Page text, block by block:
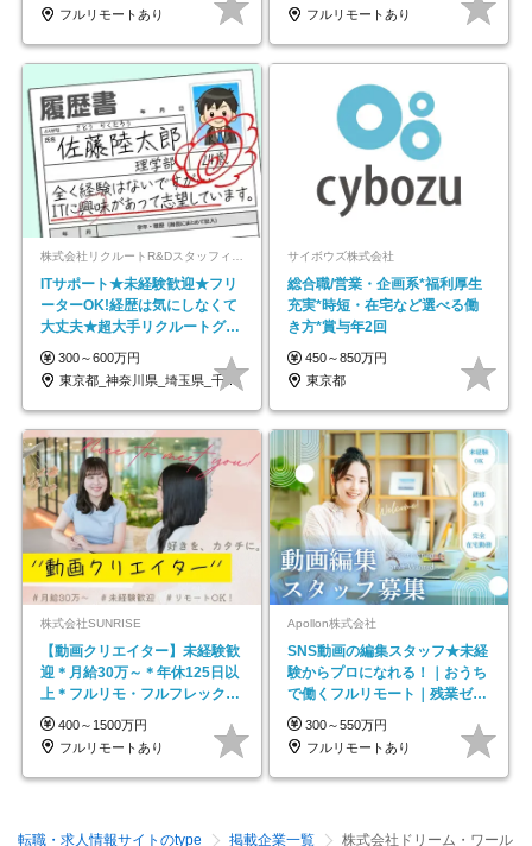
フルリモートあり
フルリモートあり
株式会社リクルートR&Dスタッフィング【リクルートグループ】
ITサポート★未経験歓迎★フリ
ーターOK!経歴は気にしなくて
大丈夫★超大手リクルートグル
ープの正社員/sg
300～600万円
東京都_神奈川県_埼玉県_千葉県_大阪府…
サイボウズ株式会社
総合職/営業・企画系*福利厚生
充実*時短・在宅など選べる働
き方*賞与年2回
450～850万円
東京都
株式会社SUNRISE
【動画クリエイター】未経験歓
迎＊月給30万～＊年休125日以
上＊フルリモ・フルフレックス
◆10名の採用が決定◆
400～1500万円
フルリモートあり
Apollon株式会社
SNS動画の編集スタッフ★未経
験からプロになれる！｜おうち
で働くフルリモート｜残業ゼロ
で18時退勤◎
300～550万円
フルリモートあり
転職・求人情報サイトのtype 掲載企業一覧 株式会社ドリーム・ワール